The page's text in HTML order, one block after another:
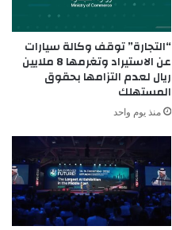
“التجارة” توقف وكالة سيارات
عن الاستيراد وتغرمها 8 ملايين
ريال لعدم التزامها بحقوق
المستهلك
منذ يوم واحد